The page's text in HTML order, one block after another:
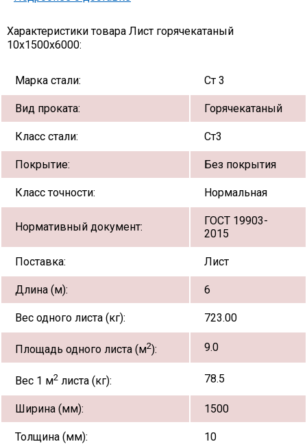
Характеристики товара Лист горячекатаный
10х1500х6000:
Марка стали: Ст 3
Вид проката: Горячекатаный
Класс стали: Ст3
Покрытие: Без покрытия
Класс точности: Нормальная
Нормативный документ:
ГОСТ 19903-
2015
Поставка: Лист
Длина (м): 6
Вес одного листа (кг): 723.00
Площадь одного листа (м2): 9.0
Вес 1 м2 листа (кг): 78.5
Ширина (мм): 1500
Толщина (мм): 10